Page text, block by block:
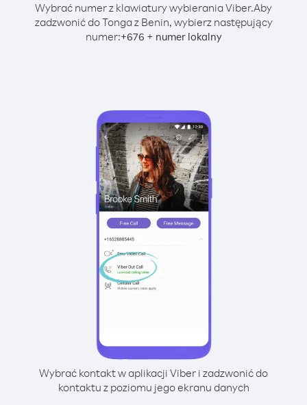
Wybrać numer z klawiatury wybierania Viber.Aby
zadzwonić do Tonga z Benin, wybierz następujący
numer:+676 + numer lokalny
Wybrać kontakt w aplikacji Viber i zadzwonić do
kontaktu z poziomu jego ekranu danych